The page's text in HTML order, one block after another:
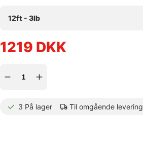
12ft - 3lb
1219 DKK
3 På lager Til omgående levering